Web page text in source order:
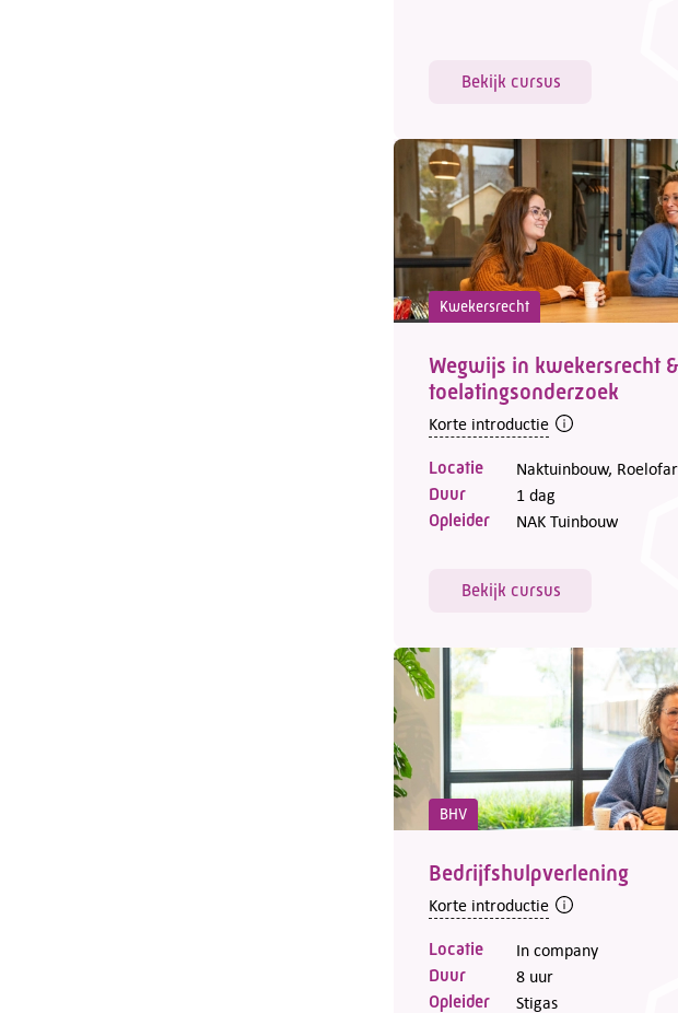
Bekijk cursus
Kwekersrecht
Wegwijs in kwekersrecht &
toelatingsonderzoek
Korte introductie
Locatie Naktuinbouw,
Duur 1 dag
Opleider NAK Tuinbouw
Bekijk cursus
BHV
Bedrijfshulpverlening
Korte introductie
Locatie In company
Duur 8 uur
Opleider Stigas